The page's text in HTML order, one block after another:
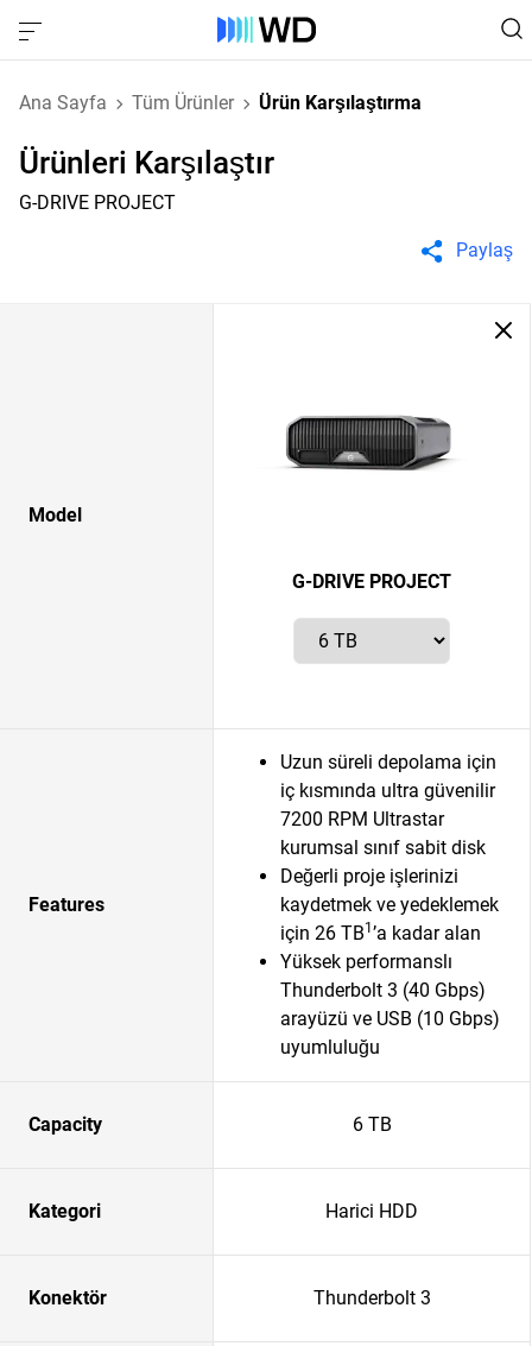
Ana Sayfa Tüm Ürünler Ürün Karşılaştırma
Ürünleri Karşılaştır
G-DRIVE PROJECT
Paylaş
Model
G-DRIVE PROJECT
Features
Uzun süreli depolama için
iç kısmında ultra güvenilir
7200 RPM Ultrastar
kurumsal sınıf sabit disk
Değerli proje işlerinizi
kaydetmek ve yedeklemek
için 26 TB1’a kadar alan
Yüksek performanslı
Thunderbolt 3 (40 Gbps)
arayüzü ve USB (10 Gbps)
uyumluluğu
Capacity 6 TB
Kategori Harici HDD
Konektör Thunderbolt 3